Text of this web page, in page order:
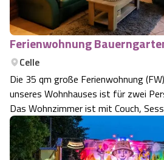
Ausflugsziele
Ferienwohnung
Celle
Die 35 qm große Ferienwohnung
unseres Wohnhauses ist für zwei
Das Wohnzimmer ist mit Couch,
Fernseher ausgestattet. Von hier
auf die Terrasse mit Tisch und
lädt zum Verweilen ein. Küche…